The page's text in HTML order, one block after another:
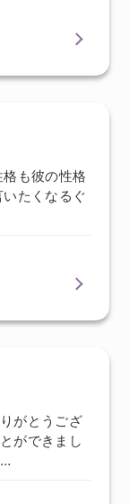
も彼の性格
たくなるぐ
がとうござ
ができまし